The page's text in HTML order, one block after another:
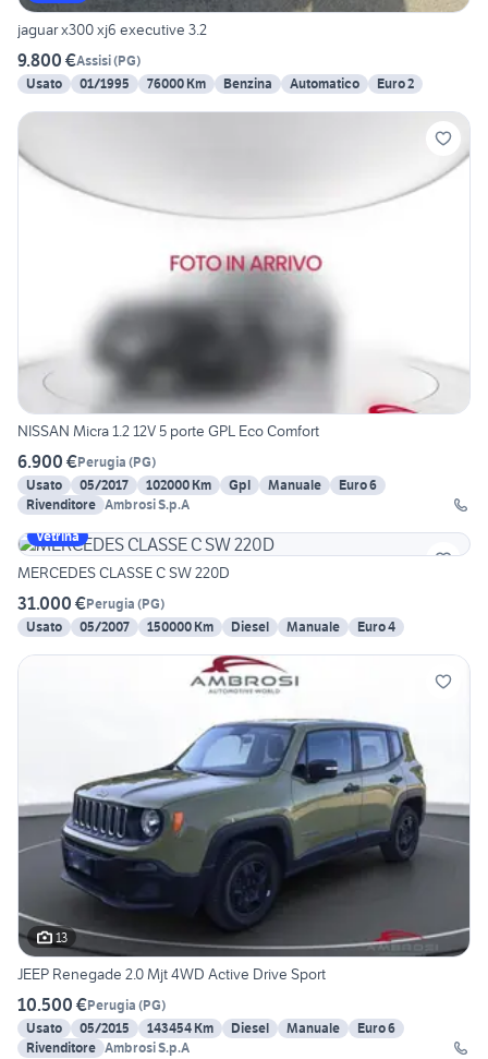
jaguar x300 xj6 executive 3.2
9.800 €Assisi(PG)
Usato
01/1995 76000 Km Benzina Automatico Euro 2
NISSAN Micra 1.2 12V 5 porte GPL Eco Comfort
6.900 €Perugia (PG)
Usato
05/2017 102000 Km Gpl Manuale
Euro 6
Rivenditore Ambrosi S.p.A
Vetrina
MERCEDES CLASSE C SW 220D
31.000 €Perugia (PG)
Usato
05/2007 150000 Km Diesel Manuale Euro 4
13
JEEP Renegade 2.0 Mjt 4WD Active Drive Sport
10.500 €Perugia (PG)
Usato
05/2015 143454 Km Diesel Manuale
Euro 6
Rivenditore Ambrosi S.p.A